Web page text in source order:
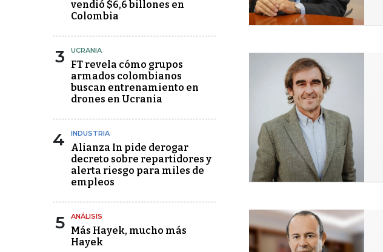
vendió $6,6 billones en
Colombia
3 UCRANIA
FT revela cómo grupos
armados colombianos
buscan entrenamiento en
drones en Ucrania
4 INDUSTRIA
Alianza In pide derogar
decreto sobre repartidores y
alerta riesgo para miles de
empleos
5 ANÁLISIS
Más Hayek, mucho más
Hayek